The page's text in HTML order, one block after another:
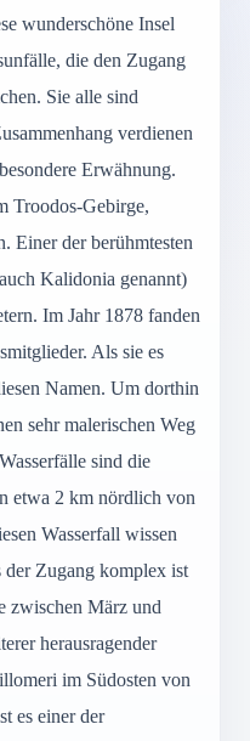
wunderschöne Insel
die den Zugang
Sie alle sind
verdienen
Erwähnung.
Troodos-Gebirge,
Einer der berühmtesten
Kalidonia genannt)
Im Jahr 1878 fanden
Als sie es
Namen. Um dorthin
sehr malerischen Weg
sind die
etwa 2 km nördlich von
Wasserfall wissen
der Zugang komplex ist
zwischen März und
herausragender
im Südosten von
es einer der